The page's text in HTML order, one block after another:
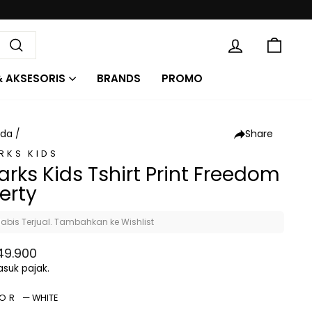
Cari
MASUK
AKSESORIS BRANDS PROMO
/ Share
KIDS
Kids Tshirt Print Freedom
Terjual. Tambahkan ke Wishlist
pajak.
—WHITE